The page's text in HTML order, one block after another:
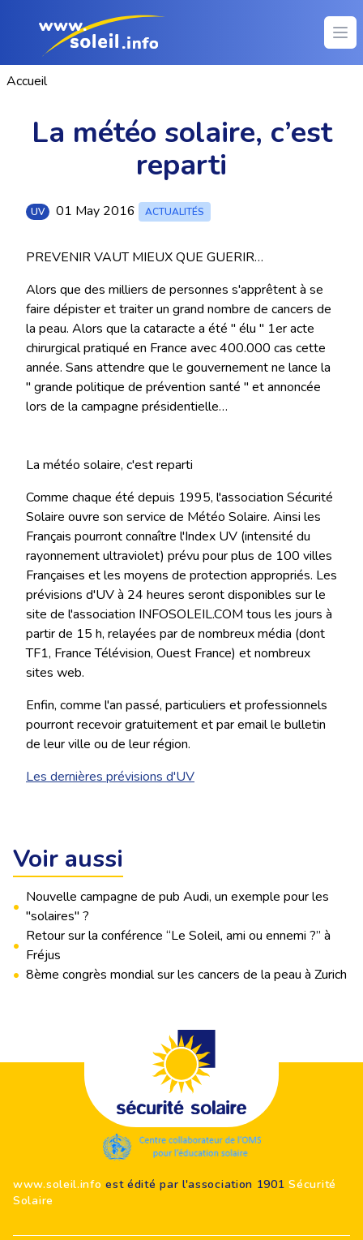
Accueil
La météo solaire, c’est
reparti
UV 01 May 2016 ACTUALITÉS
PREVENIR VAUT MIEUX QUE GUERIR…
Alors que des milliers de personnes s'apprêtent à se
faire dépister et traiter un grand nombre de cancers de
la peau. Alors que la cataracte a été " élu " 1er acte
chirurgical pratiqué en France avec 400.000 cas cette
année. Sans attendre que le gouvernement ne lance la
" grande politique de prévention santé " et annoncée
lors de la campagne présidentielle…
La météo solaire, c'est reparti
Comme chaque été depuis 1995, l'association Sécurité
Solaire ouvre son service de Météo Solaire. Ainsi les
Français pourront connaître l'Index UV (intensité du
rayonnement ultraviolet) prévu pour plus de 100 villes
Françaises et les moyens de protection appropriés. Les
prévisions d'UV à 24 heures seront disponibles sur le
site de l'association INFOSOLEIL.COM tous les jours à
partir de 15 h, relayées par de nombreux média (dont
TF1, France Télévision, Ouest France) et nombreux
sites web.
Enfin, comme l'an passé, particuliers et professionnels
pourront recevoir gratuitement et par email le bulletin
de leur ville ou de leur région.
Les dernières prévisions d'UV
Voir aussi
•
Nouvelle campagne de pub Audi, un exemple pour les
"solaires" ?
•
Retour sur la conférence “Le Soleil, ami ou ennemi ?” à
Fréjus
• 8ème congrès mondial sur les cancers de la peau à Zurich
www.soleil.info est édité par l'association 1901Sécurité
Solaire